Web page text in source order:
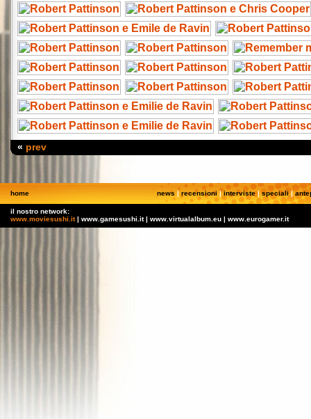
« prev
home news | recensioni |interviste|speciali|
il nostro network:
www.moviesushi.it| www.gamesushi.it | www.virtualalbum.eu | www.eurogamer.it